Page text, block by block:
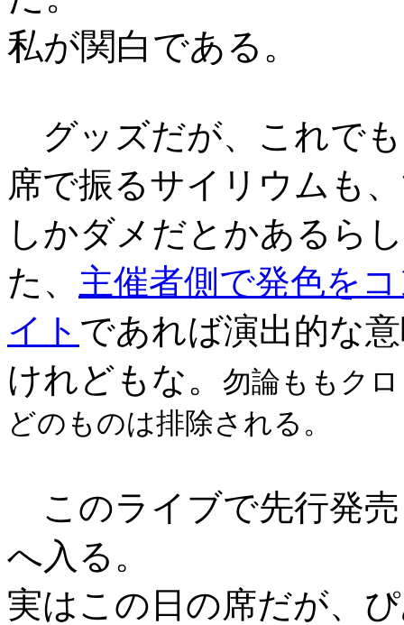
私が関白である 。
グッズだが、これで
席で振るサイリウムも
しかダメだとかあるら
た、 主催者側で発色を
イト であれば演出的な
けれどもな。
勿論ももク
どのものは排除される。
このライブで先行発
へ入る。
実はこの日の席だが、